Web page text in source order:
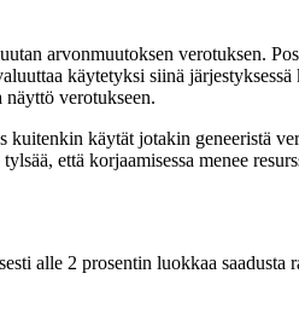
arvonmuutoksen verotuksen.
käytetyksi siinä
verotukseen.
käytät jotakin geneeristä
että korjaamisessa menee
alle 2 prosentin luokkaa